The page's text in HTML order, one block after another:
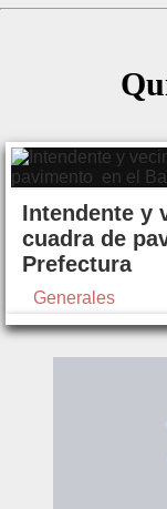
Intendente y
cuadra de
Prefectura
Generales